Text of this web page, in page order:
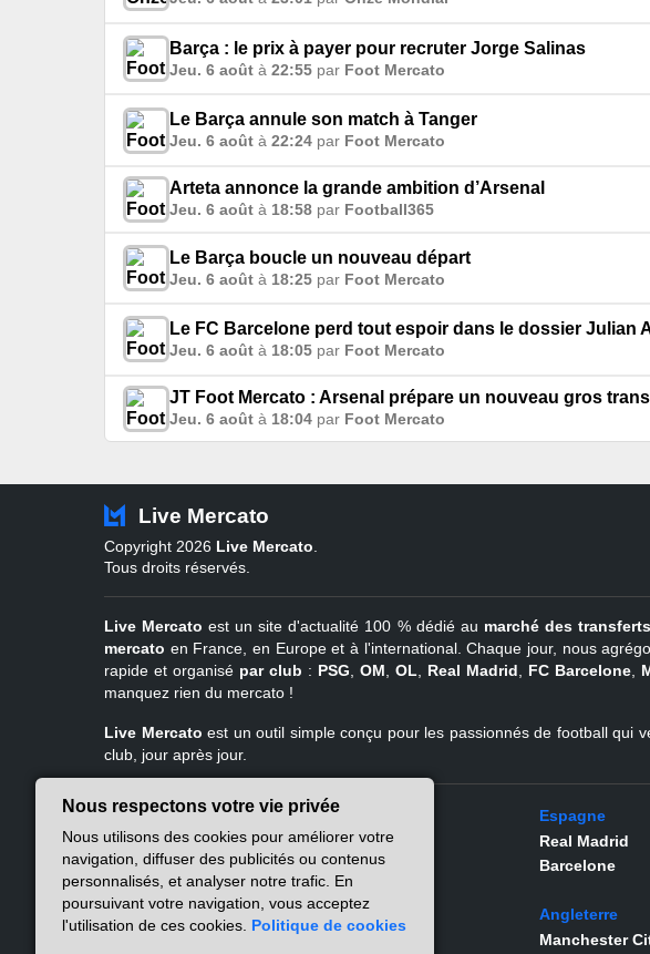
Barça : le prix à payer pour recruter Jorge Salinas
Jeu. 6 août à 22:55 par Foot Mercato
Le Barça annule son match à Tanger
Jeu. 6 août à 22:24 par Foot Mercato
Arteta annonce la grande ambition d’Arsenal
Jeu. 6 août à 18:58 par Football365
Le Barça boucle un nouveau départ
Jeu. 6 août à 18:25 par Foot Mercato
Le FC Barcelone perd tout espoir dans le dossier Julian
Jeu. 6 août à 18:05 par Foot Mercato
JT Foot Mercato : Arsenal prépare un nouveau gros
Jeu. 6 août à 18:04 par Foot Mercato
Live Mercato
Copyright 2026 Live Mercato
Tous droits réservés.
Live Mercato est un site d'actualité 100 % dédié au marché des
mercato en France, en Europe et à l'international. Chaque jour, nous
rapide et organisé par club : PSG OM OL Real Madrid FC Barcelone,
manquez rien du mercato !
Live Mercato est un outil simple conçu pour les passionnés de football qui
club, jour après jour.
Live Mercato
A propos
Nous contacter
Mentions légales
Ligue 1
PSG
Marseille
Lyon
Lille
Espagne
Real Madrid
Barcelone
Angleterre
Manchester
Nous respectons votre vie privée
Nous utilisons des cookies pour améliorer votre
navigation, diffuser des publicités ou contenus
personnalisés, et analyser notre trafic. En
poursuivant votre navigation, vous acceptez
l'utilisation de ces cookies. Politique de cookies